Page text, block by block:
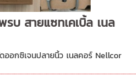
บ สายแซทเคเบิ้ล เนล
ออกซิเจนปลายนิ้ว เนลคอร์ Nellcor